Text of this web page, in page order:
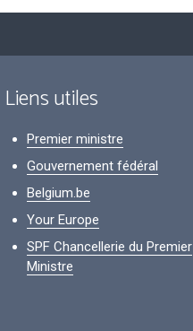
Liens utiles
Premier ministre
Gouvernement fédéral
Belgium.be
Your Europe
SPF Chancellerie du Premier
Ministre